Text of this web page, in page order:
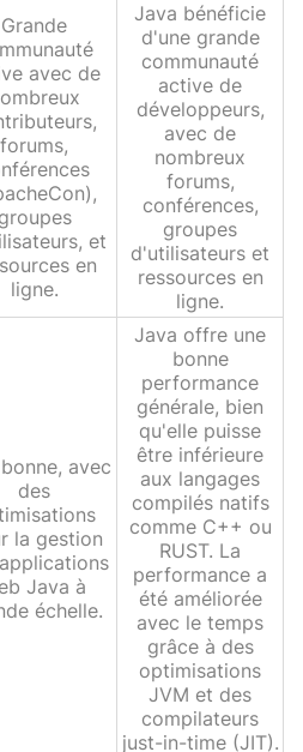
Grande
avec de
forums,
groupes
et
en
ligne.
Java bénéficie
d'une grande
communauté
active de
développeurs,
avec de
nombreux
forums,
conférences,
groupes
d'utilisateurs et
ressources en
ligne.
avec
des
la gestion
Java à
échelle.
Java offre une
bonne
performance
générale, bien
qu'elle puisse
être inférieure
aux langages
compilés natifs
comme C++ ou
RUST. La
performance a
été améliorée
avec le temps
grâce à des
optimisations
JVM et des
compilateurs
just-in-time (JIT).